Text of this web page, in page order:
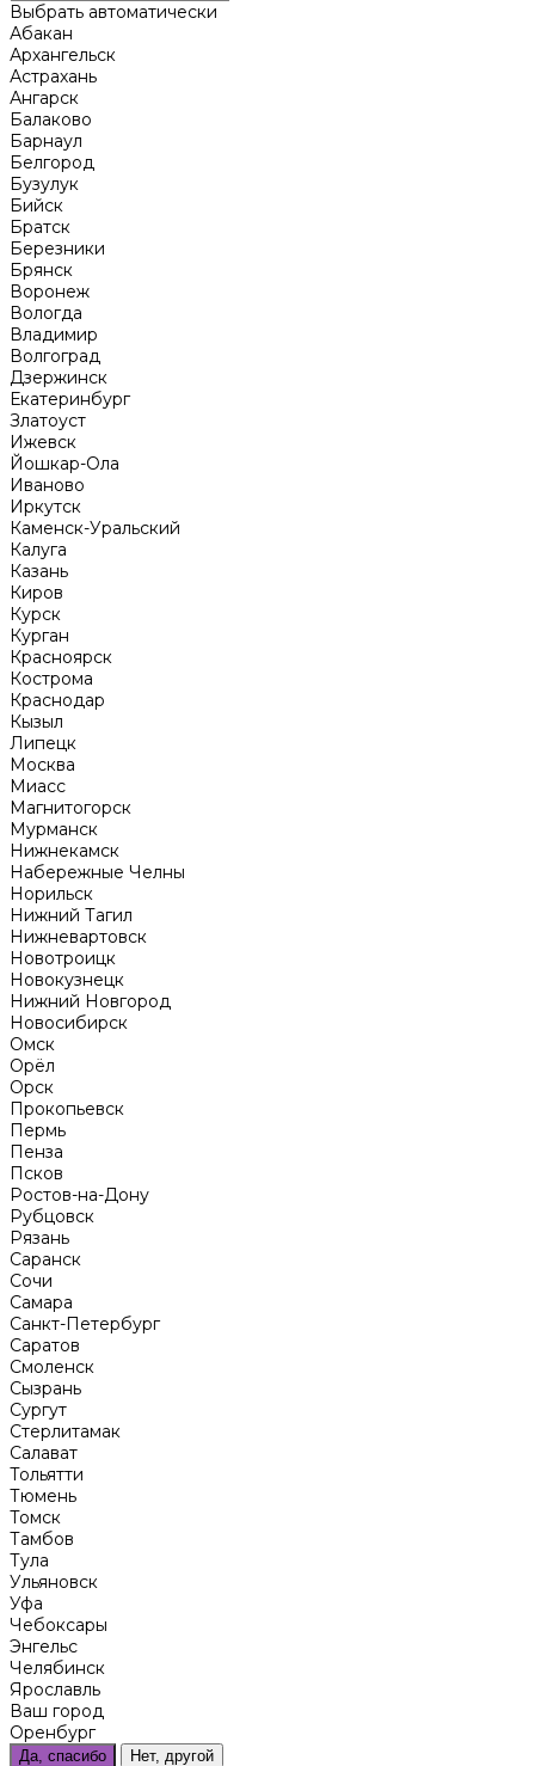
Выбрать автоматически
Абакан
Архангельск
Астрахань
Ангарск
Балаково
Барнаул
Белгород
Бузулук
Бийск
Братск
Березники
Брянск
Воронеж
Вологда
Владимир
Волгоград
Дзержинск
Екатеринбург
Златоуст
Ижевск
Йошкар-Ола
Иваново
Иркутск
Каменск-Уральский
Калуга
Казань
Киров
Курск
Курган
Красноярск
Кострома
Краснодар
Кызыл
Липецк
Москва
Миасс
Магнитогорск
Мурманск
Нижнекамск
Набережные Челны
Норильск
Нижний Тагил
Нижневартовск
Новотроицк
Новокузнецк
Нижний Новгород
Новосибирск
Омск
Орёл
Орск
Прокопьевск
Пермь
Пенза
Псков
Ростов-на-Дону
Рубцовск
Рязань
Саранск
Сочи
Самара
Санкт-Петербург
Саратов
Смоленск
Сызрань
Сургут
Стерлитамак
Салават
Тольятти
Тюмень
Томск
Тамбов
Тула
Ульяновск
Уфа
Чебоксары
Энгельс
Челябинск
Ярославль
Ваш город
Оренбург
Да, спасибо Нет, другой